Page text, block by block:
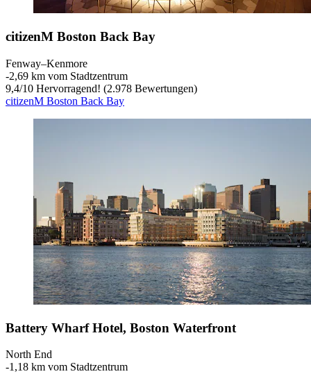
citizenM Boston Back Bay
Fenway–Kenmore
‐2,69 km vom Stadtzentrum
9,4/10 Hervorragend! (2.978 Bewertungen)
citizenM Boston Back Bay
Battery Wharf Hotel, Boston Waterfront
North End
‐1,18 km vom Stadtzentrum